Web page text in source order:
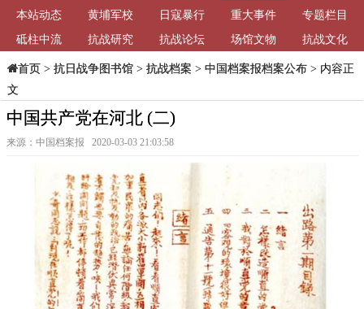
馆
本站动态
黄埔军校 日寇暴行 重大事件
专题栏目
砥柱中流
抗战研究 抗战论坛 场馆文物 抗战文化
首页> 抗日战争图书馆> 抗战档案> 中国档案报档案公布> 内容正
文
中国共产党在河北 (二)
来源：中国档案报 2020-03-03 21:03:58